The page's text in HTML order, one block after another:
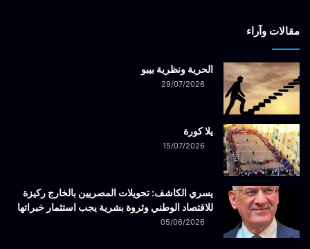
مقالات وآراء
الحرية ونظرية بيبو
29/07/2026
يلا كورة
15/07/2026
يسري الكاشف: تحويلات المصريين بالخارج ركيزة
للاقتصاد الوطني وثروة بشرية يجب استثمار خبراتها
05/06/2026